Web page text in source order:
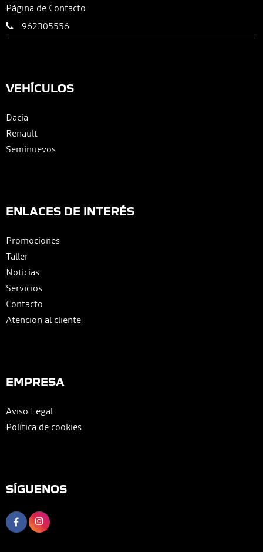
Página de Contacto
962305556
VEHÍCULOS
Dacia
Renault
Seminuevos
ENLACES DE INTERÉS
Promociones
Taller
Noticias
Servicios
Contacto
Atencion al cliente
EMPRESA
Aviso Legal
Política de cookies
SÍGUENOS